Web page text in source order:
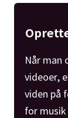
Når man
videoer,
viden på
for